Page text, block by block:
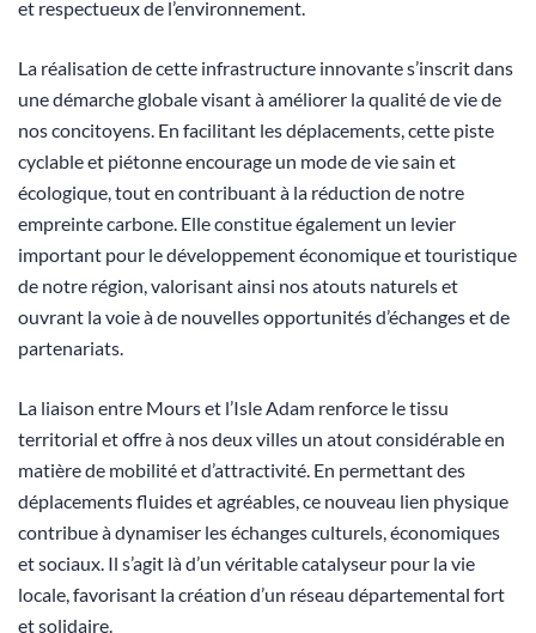
et respectueux de l’environnement.
La réalisation de cette infrastructure innovante s’inscrit dans
une démarche globale visant à améliorer la qualité de vie de
nos concitoyens. En facilitant les déplacements, cette piste
cyclable et piétonne encourage un mode de vie sain et
écologique, tout en contribuant à la réduction de notre
empreinte carbone. Elle constitue également un levier
important pour le développement économique et touristique
de notre région, valorisant ainsi nos atouts naturels et
ouvrant la voie à de nouvelles opportunités d’échanges et de
partenariats.
La liaison entre Mours et l’Isle Adam renforce le tissu
territorial et offre à nos deux villes un atout considérable en
matière de mobilité et d’attractivité. En permettant des
déplacements fluides et agréables, ce nouveau lien physique
contribue à dynamiser les échanges culturels, économiques
et sociaux. Il s’agit là d’un véritable catalyseur pour la vie
locale, favorisant la création d’un réseau départemental fort
et solidaire.